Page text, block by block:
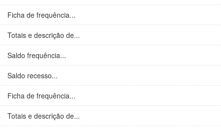
Ficha de frequência...
Totais e descrição de...
Saldo frequência...
Saldo recesso...
Ficha de frequência...
Totais e descrição de...